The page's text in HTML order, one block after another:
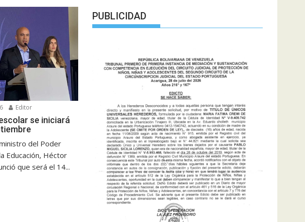
Editor
se iniciará
ministro del Poder
Educación, Héctor
que será el 14...
PUBLICIDAD